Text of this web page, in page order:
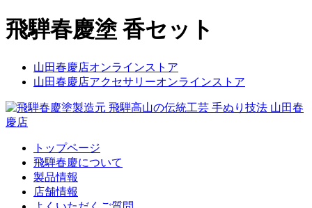
飛騨春慶塗 香セット
山田春慶店オンラインストア
山田春慶店アクセサリーオンラインストア
トップページ
飛騨春慶について
製品情報
店舗情報